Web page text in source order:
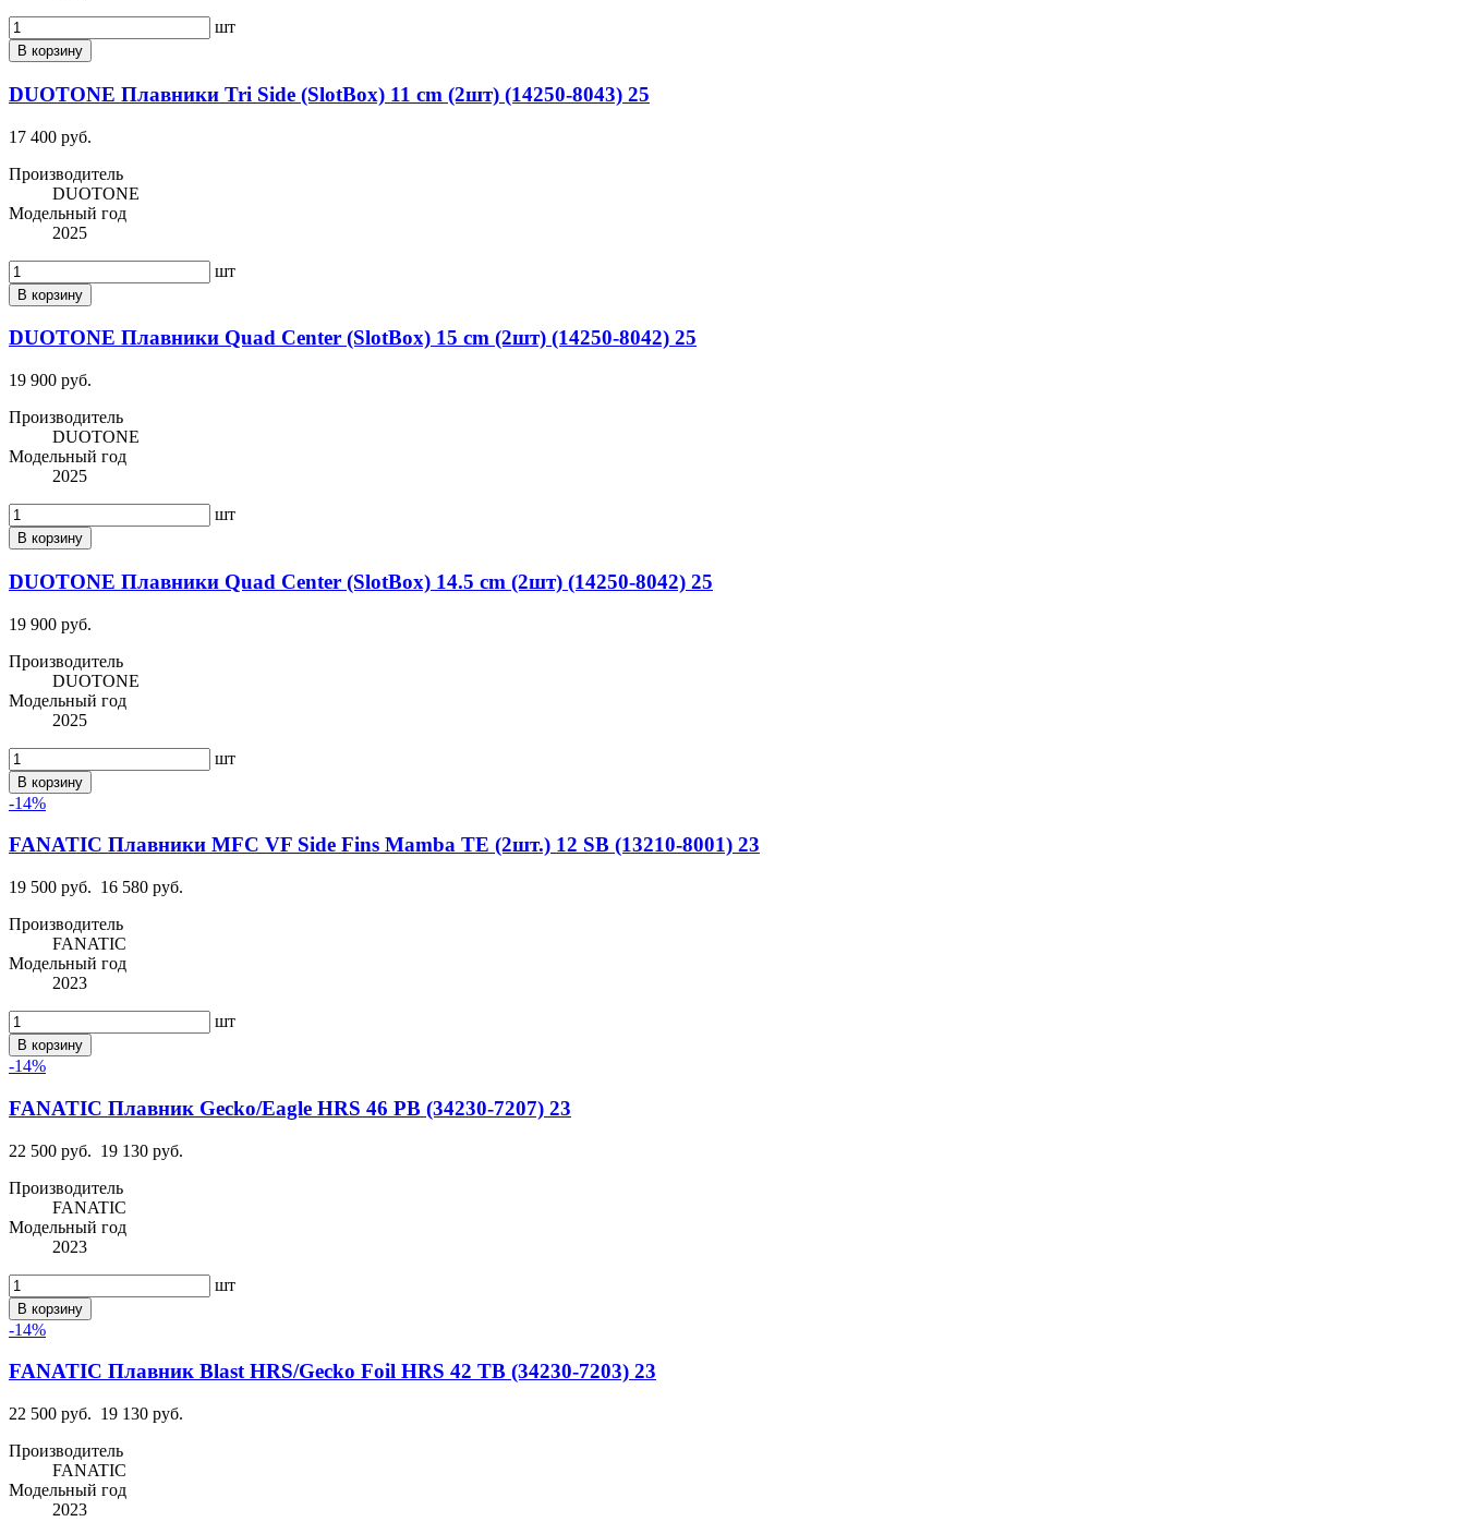
шт
В корзину
DUOTONE Плавники Tri Side (SlotBox) 11 cm (2шт) (14250-8043) 25
17 400 руб.
Производитель
DUOTONE
Модельный год
2025
шт
В корзину
DUOTONE Плавники Quad Center (SlotBox) 15 cm (2шт) (14250-8042) 25
19 900 руб.
Производитель
DUOTONE
Модельный год
2025
шт
В корзину
DUOTONE Плавники Quad Center (SlotBox) 14.5 cm (2шт) (14250-8042) 25
19 900 руб.
Производитель
DUOTONE
Модельный год
2025
шт
В корзину
-14%
FANATIC Плавники MFC VF Side Fins Mamba TE (2шт.) 12 SB (13210-8001) 23
19 500 руб. 16 580 руб.
Производитель
FANATIC
Модельный год
2023
шт
В корзину
-14%
FANATIC Плавник Gecko/Eagle HRS 46 PB (34230-7207) 23
22 500 руб. 19 130 руб.
Производитель
FANATIC
Модельный год
2023
шт
В корзину
-14%
FANATIC Плавник Blast HRS/Gecko Foil HRS 42 TB (34230-7203) 23
22 500 руб. 19 130 руб.
Производитель
FANATIC
Модельный год
2023